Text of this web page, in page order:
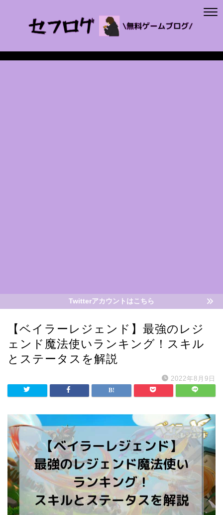
Twitterアカウントはこちら
【ベイラーレジェンド】最強のレジ
ェンド魔法使いランキング！スキル
とステータスを解説
2022年8月9日